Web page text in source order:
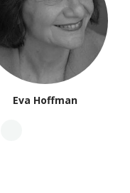
Eva Hoffman